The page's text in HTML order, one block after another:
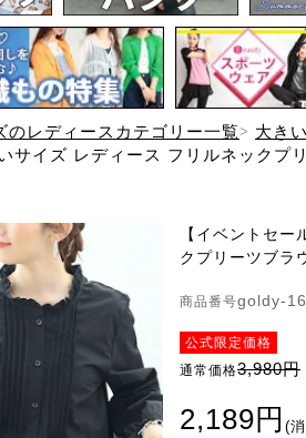
のレディースカテゴリー一覧
大き
サイズ レディース フリルネック
【イベントセ
クプリーツブラ
商品番号goldy-
公式限定価格
通常価格3,980円
2,189円 (